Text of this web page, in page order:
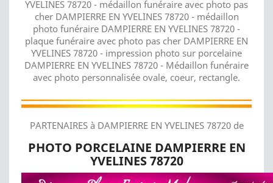
YVELINES 78720 - médaillon funéraire avec photo pas
cher DAMPIERRE EN YVELINES 78720 - médaillon
photo funéraire DAMPIERRE EN YVELINES 78720 -
plaque funéraire avec photo pas cher DAMPIERRE EN
YVELINES 78720 - impression photo sur porcelaine
DAMPIERRE EN YVELINES 78720 - Médaillon funéraire
avec photo personnalisée ovale, coeur, rectangle.
PARTENAIRES à DAMPIERRE EN YVELINES 78720 de
PHOTO PORCELAINE DAMPIERRE EN
YVELINES 78720